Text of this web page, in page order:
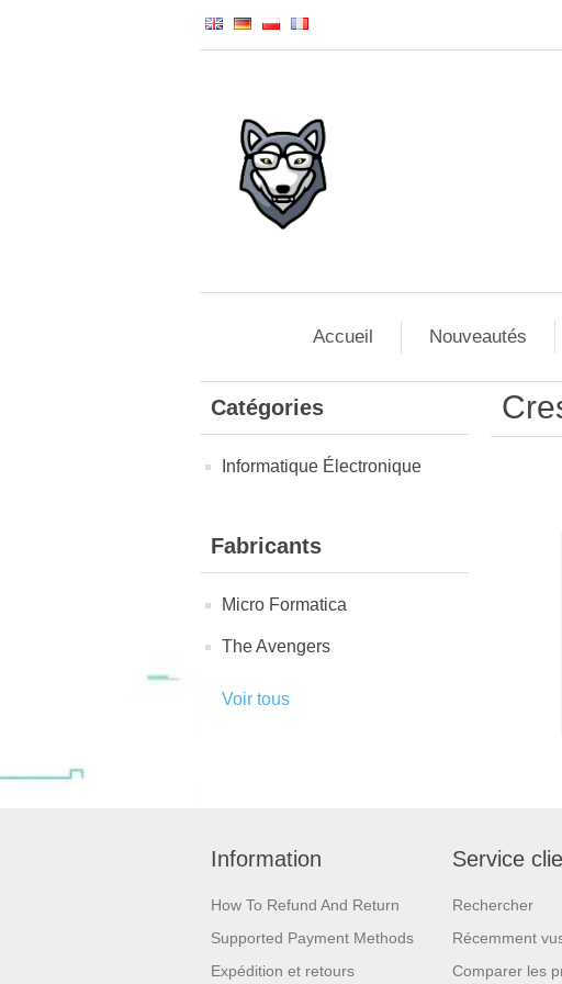
Accueil Nouveautés
Catégories
Informatique Électronique
Fabricants
Micro Formatica
The Avengers
Voir tous
Information
How To Refund And Return
Supported Payment Methods
Expédition et retours
Service
Rechercher
Récemment
Comparer les